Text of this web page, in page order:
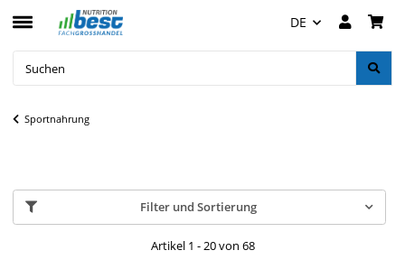
DE
Sportnahrung
Filter und Sortierung
Artikel 1 - 20 von 68